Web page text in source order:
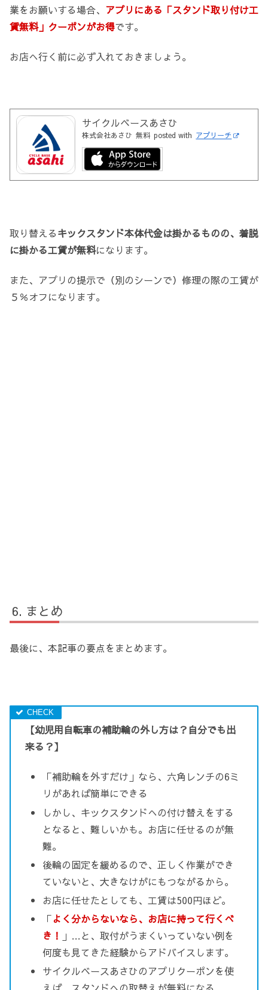
業をお願いする場合、 アプリにある「スタンド取り付け工
賃無料」クーポンがお得です。
お店へ行く前に必ず入れておきましょう。
サイクルベースあさひ
株式会社あさひ 無料 posted with アプリーチ
取り替えるキックスタンド本体代金は掛かるものの、着脱
に掛かる工賃が無料になります。
また、アプリの提示で（別のシーンで）修理の際の工賃が
５％オフになります。
まとめ
最後に、本記事の要点をまとめます。
【幼児用自転車の補助輪の外し方は？自分でも出
来る？】
「補助輪を外すだけ」なら、六角レンチの6ミ
リがあれば簡単にできる
しかし、キックスタンドへの付け替えをする
となると、難しいかも。お店に任せるのが無
難。
後輪の固定を緩めるので、正しく作業ができ
ていないと、大きなけがにもつながるから。
お店に任せたとしても、工賃は500円ほど。
「よく分からないなら、お店に持って行くべ
き！ 」…と、取付がうまくいっていない例を
何度も見てきた経験からアドバイスします。
サイクルベースあさひのアプリクーポンを使